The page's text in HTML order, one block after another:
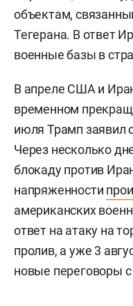
передать Киеву
Patriot. Украинский
ракеты в рамках
Трампобъяснил
действовать
Напомним, в конце
военную операцию
Израилем, нанеся
объектам,
Тегерана. В ответ
военные базы в
В апреле США и Иран